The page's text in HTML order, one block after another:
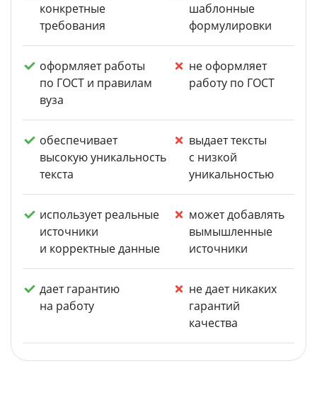
конкретные
требования
шаблонные
формулировки
оформляет работы
по ГОСТ и правилам
вуза
не оформляет
работу по ГОСТ
обеспечивает
высокую уникальность
текста
выдает тексты
с низкой
уникальностью
использует реальные
источники
и корректные данные
может добавлять
вымышленные
источники
дает гарантию
на работу
не дает никаких
гарантий
качества